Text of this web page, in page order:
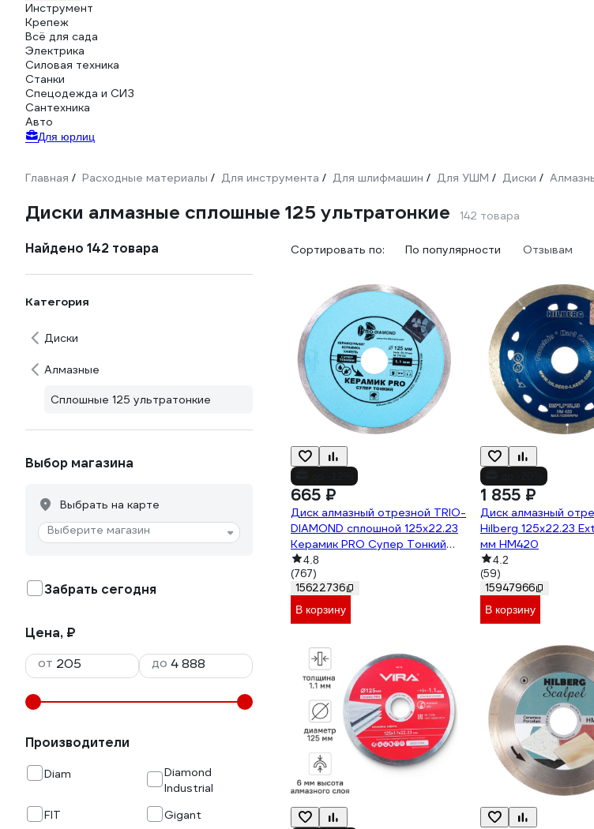
Инструмент
Крепеж
Всё для сада
Электрика
Силовая техника
Станки
Спецодежда и СИЗ
Сантехника
Авто
Для юрлиц
Главная / Расходные материалы / Для инструмента / Для шлифмашин / Для УШМ / Диски /
Диски алмазные сплошные 125 ультратонкие 142 товара
Найдено 142 товара
Категория
Диски
Алмазные
Сплошные 125 ультратонкие
Выбор магазина
Выбрать на карте
Выберите магазин
Забрать сегодня
Цена, ₽
от
до
Производители
Diam
Diamond
Industrial
FIT
Gigant
Сортировать по: По популярности Отзывам
665 ₽
Диск алмазный отрезной TRIO-
DIAMOND сплошной 125x22.23
Керамик PRO Супер Тонкий
370125
4.8
(767)
15622736
В корзину
1 855 ₽
Диск алмазный
Hilberg 125x22.23
мм HM420
4.2
(59)
15947966
В корзину